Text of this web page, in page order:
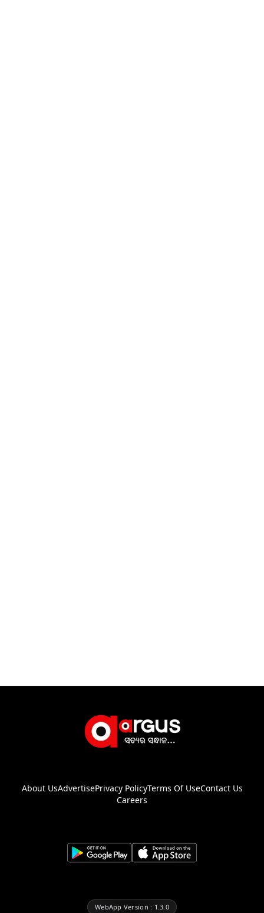
About UsAdvertisePrivacy PolicyTerms Of UseContact Us
Careers
WebApp Version : 1.3.0